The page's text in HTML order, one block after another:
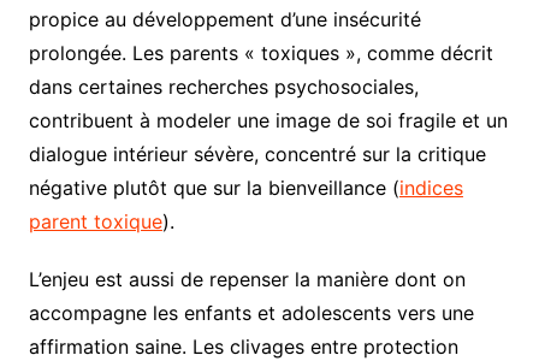
propice au développement d’une insécurité
prolongée. Les parents « toxiques », comme décrit
dans certaines recherches psychosociales,
contribuent à modeler une image de soi fragile et un
dialogue intérieur sévère, concentré sur la critique
négative plutôt que sur la bienveillance (indices
parent toxique).
L’enjeu est aussi de repenser la manière dont on
accompagne les enfants et adolescents vers une
affirmation saine. Les clivages entre protection